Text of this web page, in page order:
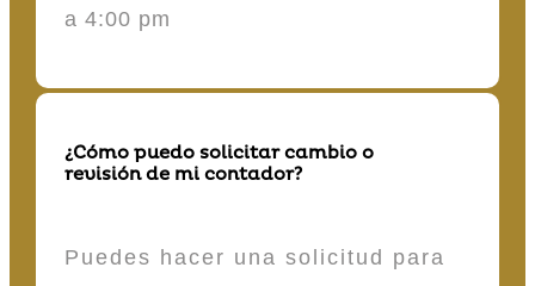
a 4:00 pm
¿Cómo puedo solicitar cambio o
revisión de mi contador?
Puedes hacer una solicitud para